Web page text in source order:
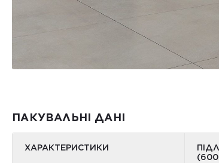
ПАКУВАЛЬНІ ДАНІ
ХАРАКТЕРИСТИКИ